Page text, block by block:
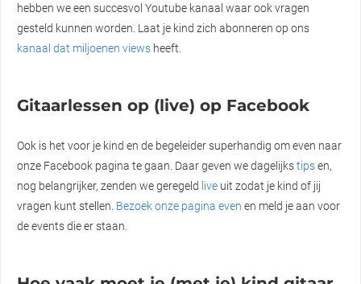
hebben we een succesvol Youtube kanaal waar ook vragen
gesteld kunnen worden. Laat je kind zich abonneren op ons
kanaal dat miljoenen views heeft.
Gitaarlessen op (live) op Facebook
Ook is het voor je kind en de begeleider superhandig om even naar
onze Facebook pagina te gaan. Daar geven we dagelijkstipsen,
nog belangrijker, zenden we geregeld live uit zodat je kind of jij
vragen kunt stellen. Bezoek onze pagina even en meld je aan voor
de events die er staan.